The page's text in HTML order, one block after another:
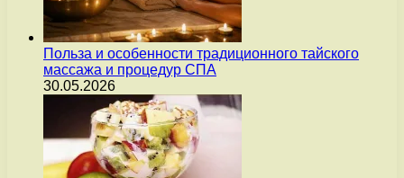
Польза и особенности традиционного тайского
массажа и процедур СПА
30.05.2026